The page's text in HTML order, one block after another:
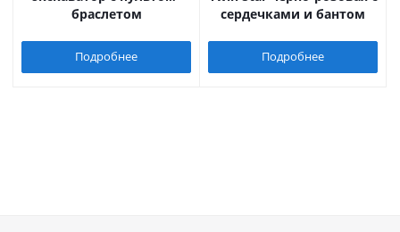
браслетом
Подробнее
сердечками и бантом
Подробнее